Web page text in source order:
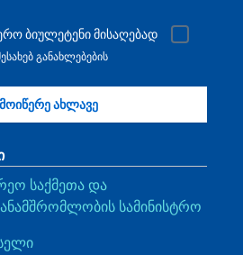
ბიულეტენი მისაღებად
განახლებების
საქმეთა და
სამინისტრო